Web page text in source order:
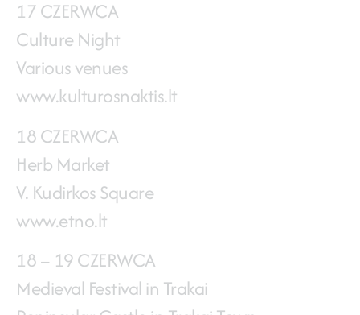
17 CZERWCA
Culture Night
Various venues
www.kulturosnaktis.lt
18 CZERWCA
Herb Market
V. Kudirkos Square
www.etno.lt
18 – 19 CZERWCA
Medieval Festival in Trakai